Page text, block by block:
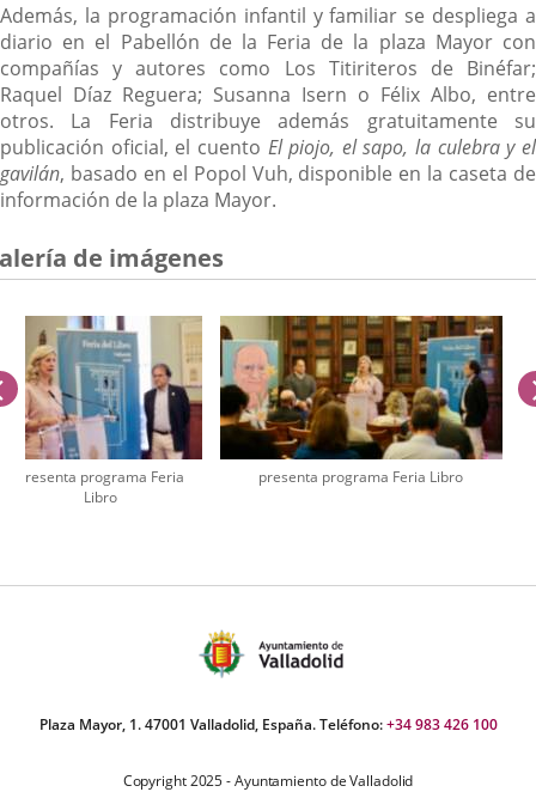
Además, la programación infantil y familiar se despliega a
diario en el Pabellón de la Feria de la plaza Mayor con
compañías y autores como Los Titiriteros de Binéfar;
Raquel Díaz Reguera; Susanna Isern o Félix Albo, entre
otros. La Feria distribuye además gratuitamente su
publicación oficial, el cuento El piojo, el sapo, la culebra y el
gavilán, basado en el Popol Vuh, disponible en la caseta de
información de la plaza Mayor.
de imágenes
presenta programa Feria
Libro
presenta programa Feria Libro
anterior
Plaza Mayor, 1. 47001 Valladolid, España. Teléfono:+34 983 426 100
Copyright 2025 - Ayuntamiento de Valladolid